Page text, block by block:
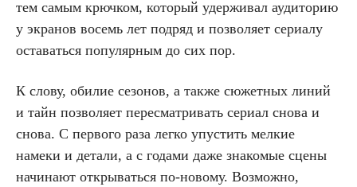
тем самым крючком, который удерживал аудиторию
у экранов восемь лет подряд и позволяет сериалу
оставаться популярным до сих пор.
К слову, обилие сезонов, а также сюжетных линий
и тайн позволяет пересматривать сериал снова и
снова. С первого раза легко упустить мелкие
намеки и детали, а с годами даже знакомые сцены
начинают открываться по-новому. Возможно,